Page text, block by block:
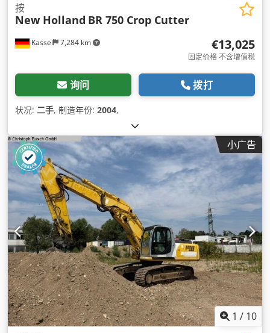
Kassel 7,284 km
按
New Holland BR 750 Crop Cutter
€13,025
固定价格 不含增值税
询问 拨打
状况: 二手, 制造年份: 2004,
小广告
1 / 10